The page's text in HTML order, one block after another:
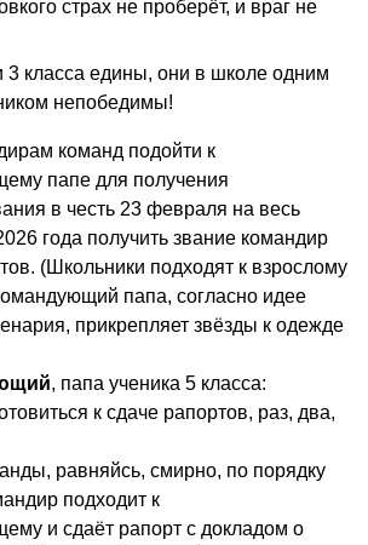
страх не проберёт, и враг не
3 класса едины, они в школе одним
непобедимы!
команд подойти к
папе для получения
в честь 23 февраля на весь
года получить звание командир
(Школьники подходят к взрослому
папа, согласно идее
прикрепляет звёзды к одежде
, папа ученика 5 класса:
к сдаче рапортов, раз, два,
равняйсь, смирно, по порядку
подходит к
и сдаёт рапорт с докладом о